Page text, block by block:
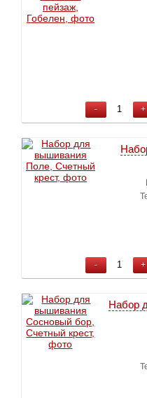
- +
- +
Набор